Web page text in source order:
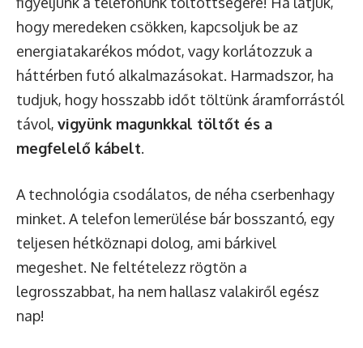
hogy meredeken csökken, kapcsoljuk be az
energiatakarékos módot, vagy korlátozzuk a
háttérben futó alkalmazásokat. Harmadszor, ha
tudjuk, hogy hosszabb időt töltünk áramforrástól
távol, vigyünk magunkkal töltőt és a
megfelelő kábelt.
A technológia csodálatos, de néha cserbenhagy
minket. A telefon lemerülése bár bosszantó, egy
teljesen hétköznapi dolog, ami bárkivel
megeshet. Ne feltételezz rögtön a
legrosszabbat, ha nem hallasz valakiről egész
nap!